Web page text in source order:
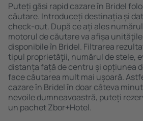
Puteți găsi rapid cazare în Bridel
căutare. Introduceți destinația și
check-out. După ce ați ales
motorul de căutare va afișa
disponibile în Bridel. Filtrarea
tipul proprietăţii, numărul de stele,
distanța față de centru și opțiunea
face căutarea mult mai ușoară.
cazare în Bridel în doar câteva
nevoile dumneavoastră, puteți
un pachet Zbor+Hotel.